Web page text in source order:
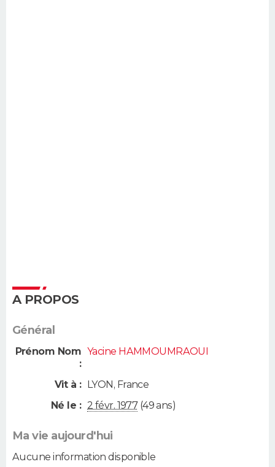
A PROPOS
Général
Prénom Nom
:
Yacine HAMMOUMRAOUI
Vit à : LYON, France
Né le : 2 févr. 1977(49 ans)
Ma vie aujourd'hui
Aucune information disponible